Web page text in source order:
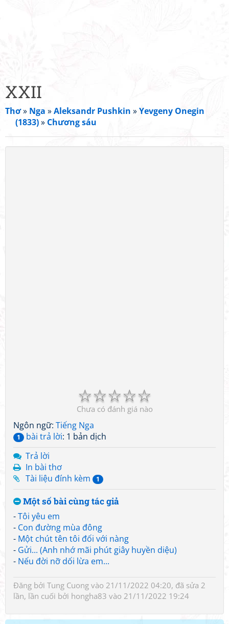
XXII
Thơ» Nga »Aleksandr Pushkin »Yevgeny Onegin
(1833)» Chương sáu
☆
☆
☆
☆
☆
Chưa có đánh giá nào
Ngôn ngữ: Tiếng Nga
1 bài trả lời: 1 bản dịch
Trả lời
In bài thơ
Tài liệu đính kèm
1
Một số bài cùng tác giả
-Tôi yêu em
- Con đường mùa đông
- Một chút tên tôi đối với nàng
- Gửi... (Anh nhớ mãi phút giây huyền diệu)
- Nếu đời nỡ dối lừa em...
Đăng bởi Tung Cuong vào 21/11/2022 04:20, đã sửa 2
lần, lần cuối bởi hongha83 vào 21/11/2022 19:24